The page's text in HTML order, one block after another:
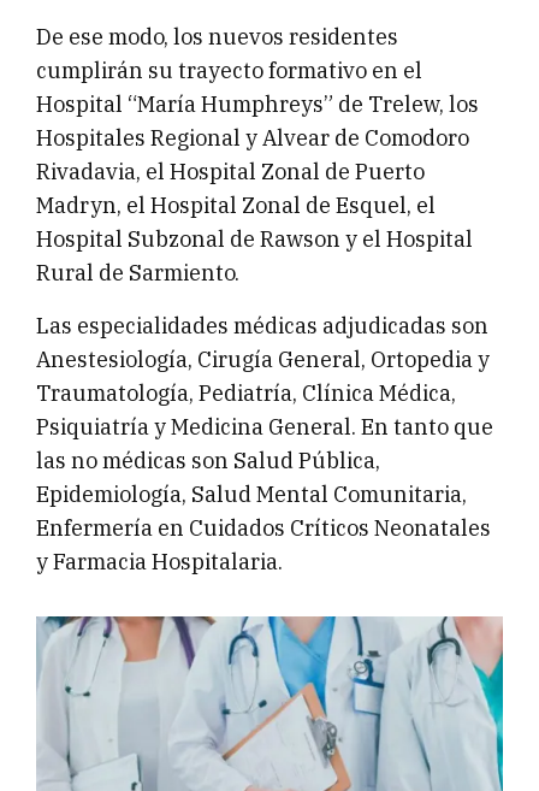
De ese modo, los nuevos residentes
cumplirán su trayecto formativo en el
Hospital “María Humphreys” de Trelew, los
Hospitales Regional y Alvear de Comodoro
Rivadavia, el Hospital Zonal de Puerto
Madryn, el Hospital Zonal de Esquel, el
Hospital Subzonal de Rawson y el Hospital
Rural de Sarmiento.
Las especialidades médicas adjudicadas son
Anestesiología, Cirugía General, Ortopedia y
Traumatología, Pediatría, Clínica Médica,
Psiquiatría y Medicina General. En tanto que
las no médicas son Salud Pública,
Epidemiología, Salud Mental Comunitaria,
Enfermería en Cuidados Críticos Neonatales
y Farmacia Hospitalaria.